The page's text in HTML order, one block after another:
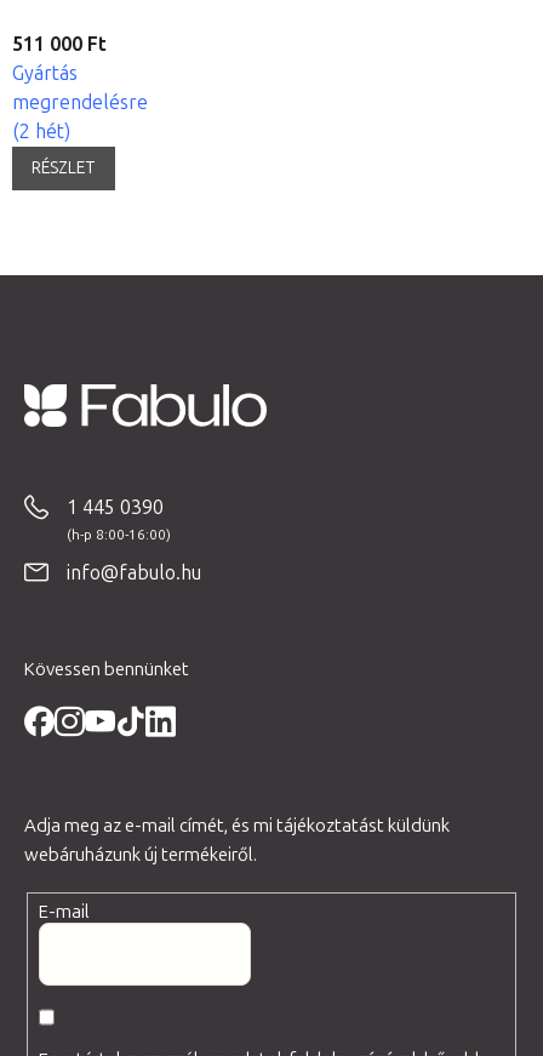
511 000 Ft
Gyártás
megrendelésre
(2 hét)
RÉSZLET
1 445 0390
info@fabulo.hu
Kövessen bennünket
Adja meg az e-mail címét, és mi tájékoztatást küldünk
webáruházunk új termékeiről.
E-mail